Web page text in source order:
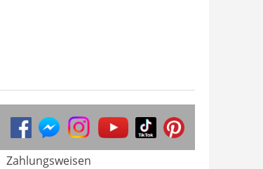
Zahlungsweisen